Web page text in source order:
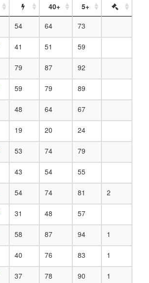
40+
5+
54 64 73
41 51 59
79 87 92
59 79 89
48 64 67
19 20 24
53 74 79
43 54 55
54 74 81 2
31 48 57
58 87 94 1
40 76 83 1
37 78 90 1